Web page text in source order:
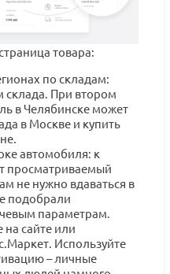
товара:
по складам:
При втором
в Челябинске может
в Москве и купить
автомобиля: к
просматриваемый
не нужно вдаваться в
подобрали
параметрам.
сайте или
Используйте
– личные